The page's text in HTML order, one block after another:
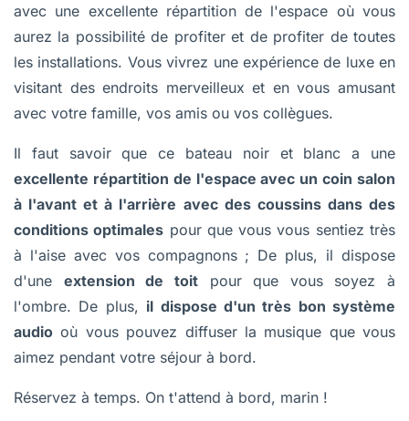
avec une excellente répartition de l'espace où vous
aurez la possibilité de profiter et de profiter de toutes
les installations. Vous vivrez une expérience de luxe en
visitant des endroits merveilleux et en vous amusant
avec votre famille, vos amis ou vos collègues.
Il faut savoir que ce bateau noir et blanc a une
excellente répartition de l'espace avec un coin salon
à l'avant et à l'arrière avec des coussins dans des
conditions optimales pour que vous vous sentiez très
à l'aise avec vos compagnons ; De plus, il dispose
d'une extension de toitpour que vous soyez à
l'ombre. De plus, il dispose d'un très bon système
audio où vous pouvez diffuser la musique que vous
aimez pendant votre séjour à bord.
Réservez à temps. On t'attend à bord, marin !